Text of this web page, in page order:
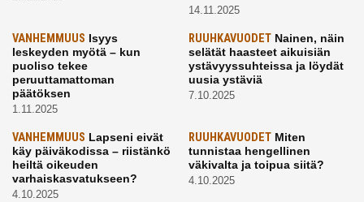
14.11.2025
VANHEMMUUS Isyys
leskeyden myötä – kun
puoliso tekee
peruuttamattoman
päätöksen
1.11.2025
RUUHKAVUODETNainen, näin
selätät haasteet aikuisiän
ystävyyssuhteissa ja löydät
uusia ystäviä
7.10.2025
VANHEMMUUS Lapseni eivät
käy päiväkodissa – riistänkö
heiltä oikeuden
varhaiskasvatukseen?
4.10.2025
RUUHKAVUODETMiten
tunnistaa hengellinen
väkivalta ja toipua siitä?
4.10.2025